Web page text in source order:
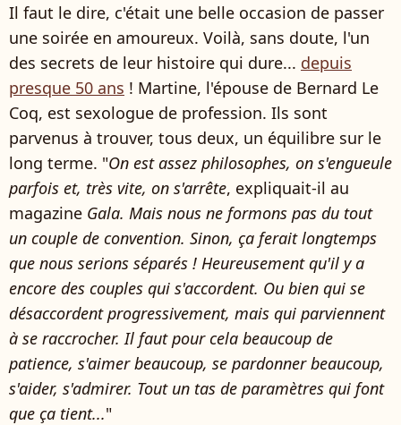
Il faut le dire, c'était une belle occasion de passer
une soirée en amoureux. Voilà, sans doute, l'un
des secrets de leur histoire qui dure... depuis
presque 50 ans ! Martine, l'épouse de Bernard Le
Coq, est sexologue de profession. Ils sont
parvenus à trouver, tous deux, un équilibre sur le
long terme. "On est assez philosophes, on s'engueule
parfois et, très vite, on s'arrête, expliquait-il au
magazine Gala. Mais nous ne formons pas du tout
un couple de convention. Sinon, ça ferait longtemps
que nous serions séparés ! Heureusement qu'il y a
encore des couples qui s'accordent. Ou bien qui se
désaccordent progressivement, mais qui parviennent
à se raccrocher. Il faut pour cela beaucoup de
patience, s'aimer beaucoup, se pardonner beaucoup,
s'aider, s'admirer. Tout un tas de paramètres qui font
que ça tient..."